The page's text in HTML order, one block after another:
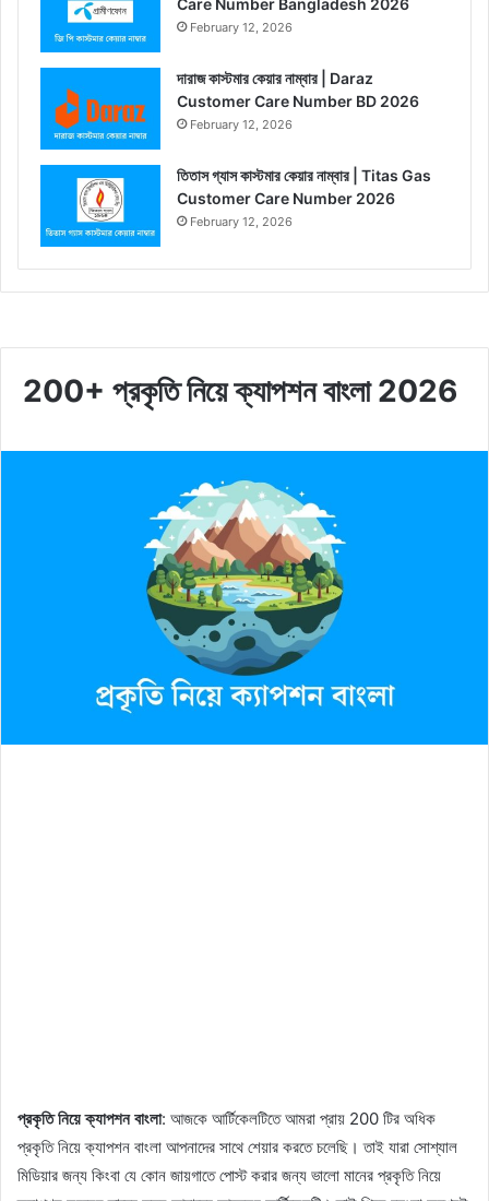
February 12, 2026
দারাজ কাস্টমার কেয়ার নাম্বার | Daraz
Customer Care Number BD 2026
February 12, 2026
তিতাস গ্যাস কাস্টমার কেয়ার নাম্বার | Titas Gas
Customer Care Number 2026
February 12, 2026